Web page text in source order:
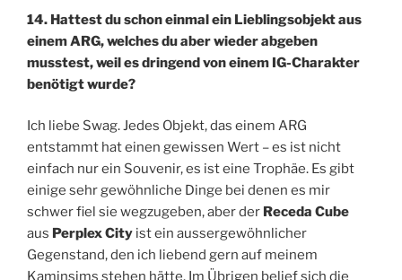
14. Hattest du schon einmal ein Lieblingsobjekt aus
einem ARG, welches du aber wieder abgeben
musstest, weil es dringend von einem IG-Charakter
benötigt wurde?
Ich liebe Swag. Jedes Objekt, das einem ARG
entstammt hat einen gewissen Wert – es ist nicht
einfach nur ein Souvenir, es ist eine Trophäe. Es gibt
einige sehr gewöhnliche Dinge bei denen es mir
schwer fiel sie wegzugeben, aber der Receda Cube
aus Perplex City ist ein aussergewöhnlicher
Gegenstand, den ich liebend gern auf meinem
Kaminsims stehen hätte. Im Übrigen belief sich die